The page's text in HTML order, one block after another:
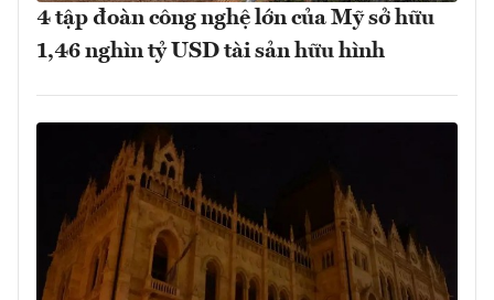
4 tập đoàn công nghệ lớn của Mỹ sở hữu
1,46 nghìn tỷ USD tài sản hữu hình